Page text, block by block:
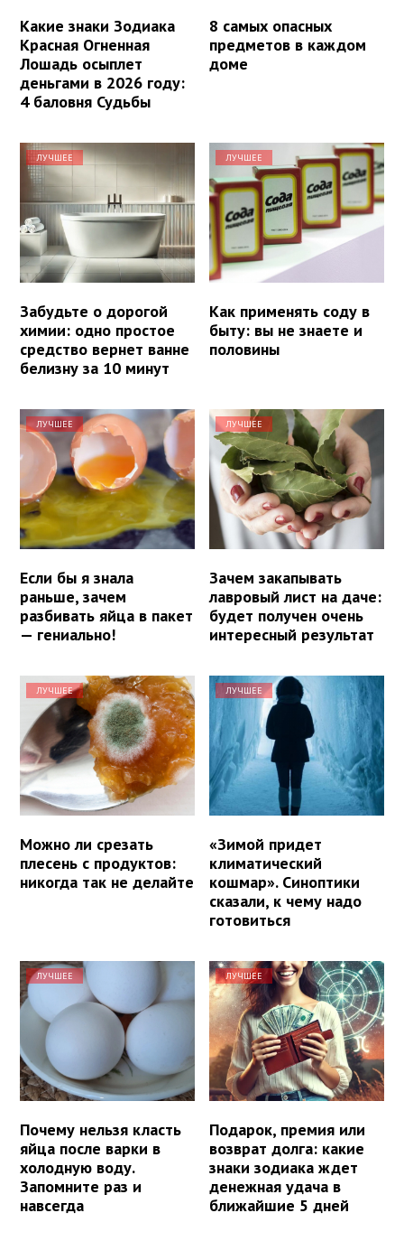
Какие знаки Зодиака
Красная Огненная
Лошадь осыплет
деньгами в 2026 году:
4 баловня Судьбы
8 самых опасных
предметов в каждом
доме
ЛУЧШЕЕ
Забудьте о дорогой
химии: одно простое
средство вернет ванне
белизну за 10 минут
ЛУЧШЕЕ
Как применять соду в
быту: вы не знаете и
половины
ЛУЧШЕЕ
Если бы я знала
раньше, зачем
разбивать яйца в пакет
— гениально!
ЛУЧШЕЕ
Зачем закапывать
лавровый лист на даче:
будет получен очень
интересный результат
ЛУЧШЕЕ
Можно ли срезать
плесень с продуктов:
никогда так не делайте
ЛУЧШЕЕ
«Зимой придет
климатический
кошмар». Синоптики
сказали, к чему надо
готовиться
ЛУЧШЕЕ
Почему нельзя класть
яйца после варки в
холодную воду.
Запомните раз и
навсегда
ЛУЧШЕЕ
Подарок, премия или
возврат долга: какие
знаки зодиака ждет
денежная удача в
ближайшие 5 дней